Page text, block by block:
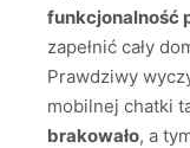
funkcjonalność
zapełnić cały
Prawdziwy
mobilnej chatki
brakowało, a